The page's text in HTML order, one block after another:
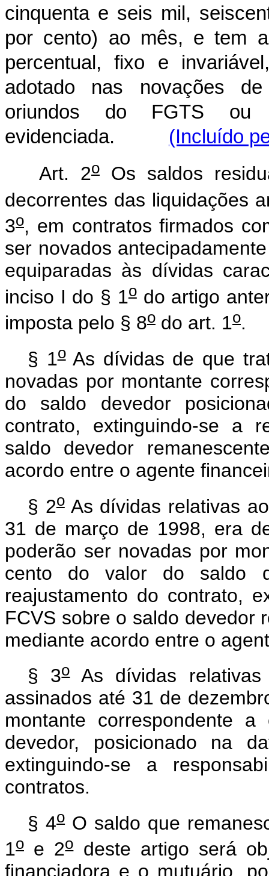
cinquenta e seis mil,
por cento) ao mês, e tem
percentual, fixo e
adotado nas novações
oriundos do FGTS
evidenciada. (Incluído
Art. 2o Os saldos
decorrentes das liquidações
3o, em contratos firmados
ser novados
equiparadas às dívidas
inciso I do § 1odo artigo
imposta pelo § 8o do art. 1o.
§ 1oAs dívidas de que
novadas por montante
do saldo devedor
contrato, extinguindo-se a
saldo devedor
acordo entre o agente
§ 2oAs dívidas relativas
31 de março de 1998, era
poderão ser novadas por
cento do valor do saldo
reajustamento do contrato,
FCVS sobre o saldo devedor
mediante acordo entre o
§ 3oAs dívidas relativas
assinados até 31 de
montante correspondente
devedor, posicionado na
extinguindo-se a
contratos.
§ 4oO saldo que
1o e 2odeste artigo será
financiadora e o mutuário,